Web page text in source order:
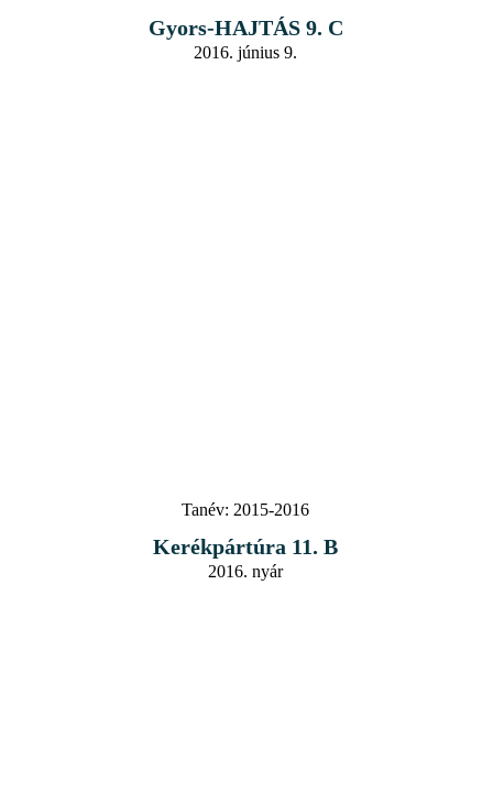
Gyors-HAJTÁS 9. C
2016. június 9.
Tanév: 2015-2016
Kerékpártúra 11. B
2016. nyár